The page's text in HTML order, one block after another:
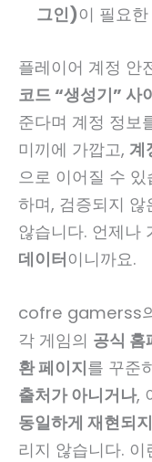
그인)이 필요
플레이어 계정 안
코드 “생성기” 사
준다며 계정 정보
미끼에 가깝고, 계
으로 이어질 수
하며, 검증되지
않습니다. 언제나
데이터이니까요.
cofre gamerss
각 게임의 공식 홈
환 페이지를 꾸준
출처가 아니거나,
동일하게 재현되
리지 않습니다.